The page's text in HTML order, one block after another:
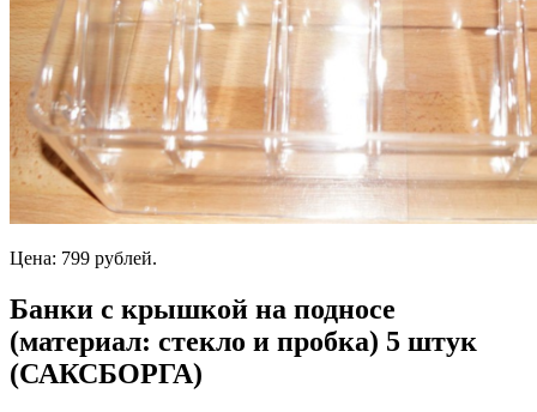
Цена: 799 рублей.
Банки с крышкой на подносе
(материал: стекло и пробка) 5 штук
(САКСБОРГА)